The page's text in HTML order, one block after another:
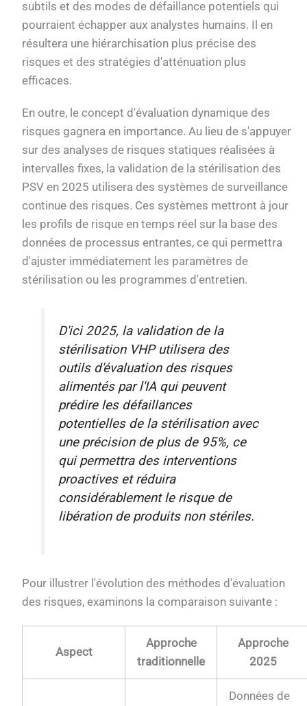
subtils et des modes de défaillance potentiels qui
pourraient échapper aux analystes humains. Il en
résultera une hiérarchisation plus précise des
risques et des stratégies d'atténuation plus
efficaces.
En outre, le concept d'évaluation dynamique des
risques gagnera en importance. Au lieu de s'appuyer
sur des analyses de risques statiques réalisées à
intervalles fixes, la validation de la stérilisation des
PSV en 2025 utilisera des systèmes de surveillance
continue des risques. Ces systèmes mettront à jour
les profils de risque en temps réel sur la base des
données de processus entrantes, ce qui permettra
d'ajuster immédiatement les paramètres de
stérilisation ou les programmes d'entretien.
D'ici 2025, la validation de la
stérilisation VHP utilisera des
outils d'évaluation des risques
alimentés par l'IA qui peuvent
prédire les défaillances
potentielles de la stérilisation avec
une précision de plus de 95%, ce
qui permettra des interventions
proactives et réduira
considérablement le risque de
libération de produits non stériles.
Pour illustrer l'évolution des méthodes d'évaluation
des risques, examinons la comparaison suivante :
Aspect
Approche
traditionnelle
Approche
2025
Données de